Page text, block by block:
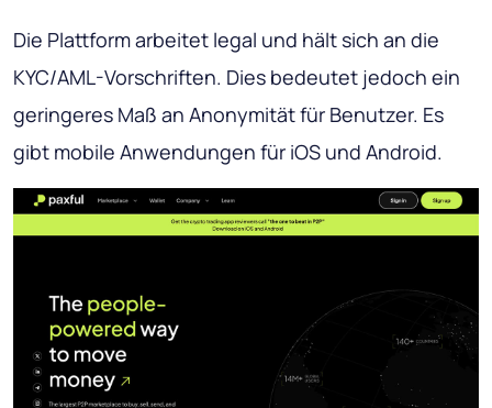
Die Plattform arbeitet legal und hält sich an die
KYC/AML-Vorschriften. Dies bedeutet jedoch ein
geringeres Maß an Anonymität für Benutzer. Es
gibt mobile Anwendungen für iOS und Android.